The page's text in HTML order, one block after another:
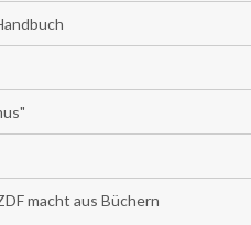
macht aus Büchern